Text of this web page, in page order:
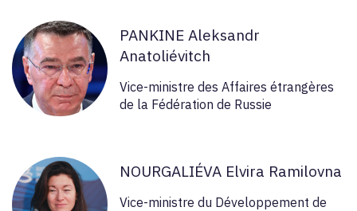
PANKINE Aleksandr
Anatoliévitch
Vice-ministre des Affaires étrangères
de la Fédération de Russie
NOURGALIÉVA Elvira Ramilovna
Vice-ministre du Développement de